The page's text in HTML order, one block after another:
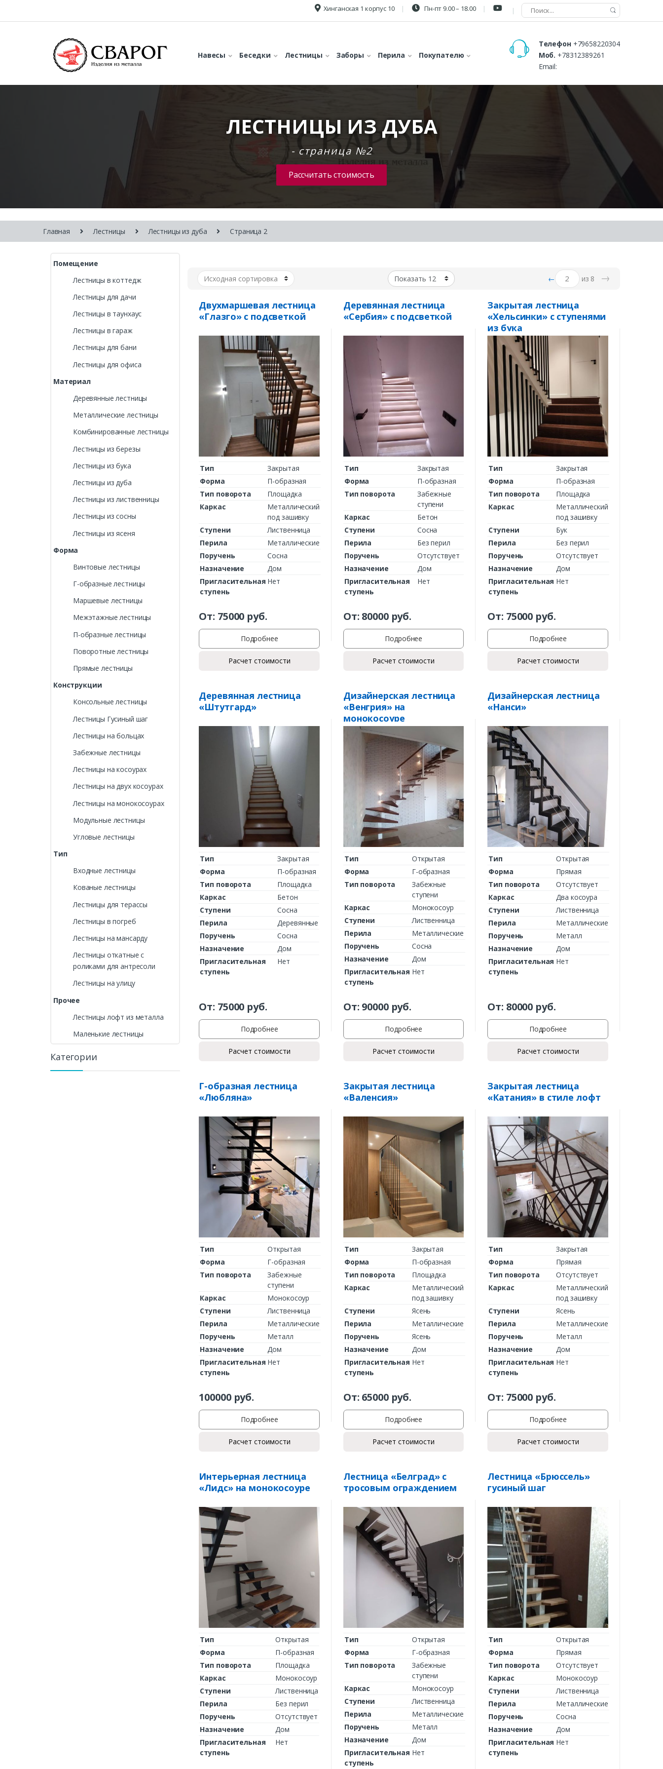
Заказать
Ваше имя*
Хинганская 1 корпус 10 Пн-пт 9.00 – 18.00
Навесы Беседки Лестницы Заборы Перила Покупателю
Телефон +79658220304
Моб. +78312389261
Email:
ЛЕСТНИЦЫ ИЗ ДУБА
- страница №2
Рассчитать стоимость
Главная Лестницы Лестницы из дуба Страница 2
← из 8 →
Двухмаршевая лестница
«Глазго» с подсветкой
Тип
Закрытая
Форма
П-образная
Тип поворота
Площадка
Каркас
Металлический
под зашивку
Ступени
Лиственница
Перила
Металлические
Поручень
Сосна
Назначение
Дом
Пригласительная
ступень
Нет
От: 75000 руб.
Подробнее
Расчет стоимости
Деревянная лестница
«Сербия» с подсветкой
Тип
Закрытая
Форма
П-образная
Тип поворота
Забежные
ступени
Каркас
Бетон
Ступени
Сосна
Перила
Без перил
Поручень
Отсутствует
Назначение
Дом
Пригласительная
ступень
Нет
От: 80000руб.
Подробнее
Расчет стоимости
Закрытая лестница
«Хельсинки» с ступенями
из бука
Тип
Закрытая
Форма
П-образная
Тип поворота
Площадка
Каркас
Металлический
под зашивку
Ступени
Бук
Перила
Без перил
Поручень
Отсутствует
Назначение
Дом
Пригласительная
ступень
Нет
От: 75000 руб.
Подробнее
Расчет стоимости
Деревянная лестница
«Штутгард»
Тип
Закрытая
Форма
П-образная
Тип поворота
Площадка
Каркас
Бетон
Ступени
Сосна
Перила
Деревянные
Поручень
Сосна
Назначение
Дом
Пригласительная
ступень
Нет
От: 75000 руб.
Подробнее
Расчет стоимости
Дизайнерская лестница
«Венгрия» на
монокосоуре
Тип
Открытая
Форма
Г-образная
Тип поворота
Забежные
ступени
Каркас
Монокосоур
Ступени
Лиственница
Перила
Металлические
Поручень
Сосна
Назначение
Дом
Пригласительная
ступень
Нет
От: 90000руб.
Подробнее
Расчет стоимости
Дизайнерская лестница
«Нанси»
Тип
Открытая
Форма
Прямая
Тип поворота
Отсутствует
Каркас
Два косоура
Ступени
Лиственница
Перила
Металлические
Поручень
Металл
Назначение
Дом
Пригласительная
ступень
Нет
От: 80000 руб.
Подробнее
Расчет стоимости
Г-образная лестница
«Любляна»
Тип
Открытая
Форма
Г-образная
Тип поворота
Забежные
ступени
Каркас
Монокосоур
Ступени
Лиственница
Перила
Металлические
Поручень
Металл
Назначение
Дом
Пригласительная
ступень
Нет
100000руб.
Подробнее
Расчет стоимости
Закрытая лестница
«Валенсия»
Тип
Закрытая
Форма
П-образная
Тип поворота
Площадка
Каркас
Металлический
под зашивку
Ступени
Ясень
Перила
Металлические
Поручень
Ясень
Назначение
Дом
Пригласительная
ступень
Нет
От: 65000руб.
Подробнее
Расчет стоимости
Закрытая лестница
«Катания» в стиле лофт
Тип
Закрытая
Форма
Прямая
Тип поворота
Отсутствует
Каркас
Металлический
под зашивку
Ступени
Ясень
Перила
Металлические
Поручень
Металл
Назначение
Дом
Пригласительная
ступень
Нет
От: 75000 руб.
Подробнее
Расчет стоимости
Интерьерная лестница
«Лидс» на монокосоуре
Тип
Открытая
Форма
П-образная
Тип поворота
Площадка
Каркас
Монокосоур
Ступени
Лиственница
Перила
Без перил
Поручень
Отсутствует
Назначение
Дом
Пригласительная
ступень
Нет
Лестница «Белград» с
тросовым ограждением
Тип
Открытая
Форма
Г-образная
Тип поворота
Забежные
ступени
Каркас
Монокосоур
Ступени
Лиственница
Перила
Металлические
Поручень
Металл
Назначение
Дом
Пригласительная
ступень
Нет
Лестница «Брюссель»
гусиный шаг
Тип
Открытая
Форма
Прямая
Тип поворота
Отсутствует
Каркас
Монокосоур
Ступени
Лиственница
Перила
Металлические
Поручень
Сосна
Назначение
Дом
Пригласительная
ступень
Нет
Помещение
Лестницы в коттедж
Лестницы для дачи
Лестницы в таунхаус
Лестницы в гараж
Лестницы для бани
Лестницы для офиса
Материал
Деревянные лестницы
Металлические лестницы
Комбинированные лестницы
Лестницы из березы
Лестницы из бука
Лестницы из дуба
Лестницы из лиственницы
Лестницы из сосны
Лестницы из ясеня
Форма
Винтовые лестницы
Г-образные лестницы
Маршевые лестницы
Межэтажные лестницы
П-образные лестницы
Поворотные лестницы
Прямые лестницы
Конструкции
Консольные лестницы
Лестницы Гусиный шаг
Лестницы на больцах
Забежные лестницы
Лестницы на косоурах
Лестницы на двух косоурах
Лестницы на монокосоурах
Модульные лестницы
Угловые лестницы
Тип
Входные лестницы
Кованые лестницы
Лестницы для терассы
Лестницы в погреб
Лестницы на мансарду
Лестницы откатные с
роликами для антресоли
Лестницы на улицу
Прочее
Лестницы лофт из металла
Маленькие лестницы
Категории